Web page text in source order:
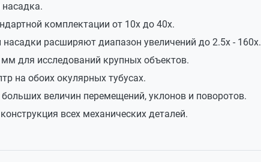
комплектации от 10х до 40х.
расширяют диапазон увеличений до 2.5х - 160х.
для исследований крупных объектов.
на обоих окулярных тубусах.
величин перемещений, уклонов и поворотов.
всех механических деталей.